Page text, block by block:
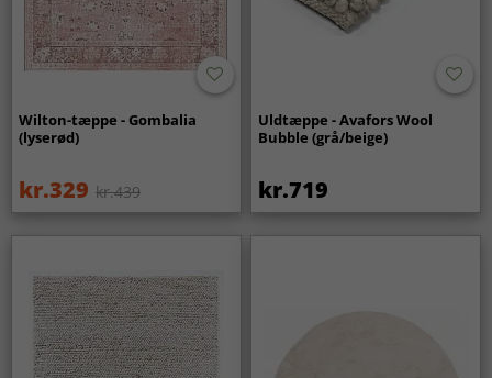
Wilton-tæppe - Gombalia
(lyserød)
kr.329 kr.439
Uldtæppe - Avafors Wool
Bubble (grå/beige)
kr.719